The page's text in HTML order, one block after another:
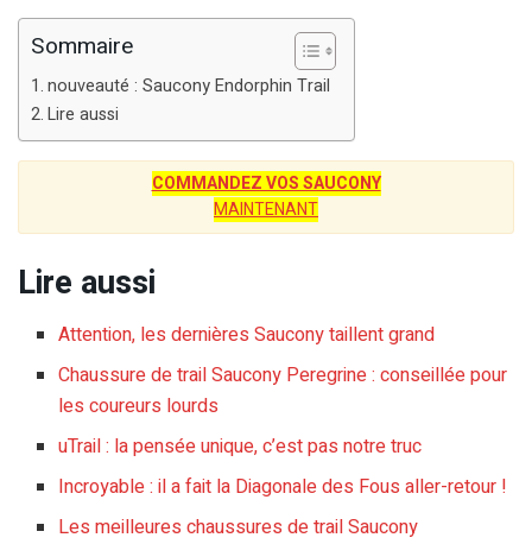
Sommaire
nouveauté : Saucony Endorphin Trail
Lire aussi
COMMANDEZ VOS SAUCONY
MAINTENANT
Lire aussi
Attention, les dernières Saucony taillent grand
Chaussure de trail Saucony Peregrine : conseillée pour
les coureurs lourds
uTrail : la pensée unique, c’est pas notre truc
Incroyable : il a fait la Diagonale des Fous aller-retour !
Les meilleures chaussures de trail Saucony